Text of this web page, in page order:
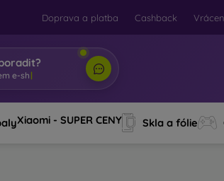
Doprava a platba Cashback
Xiaomi - SUPER CENY Skla a fólie